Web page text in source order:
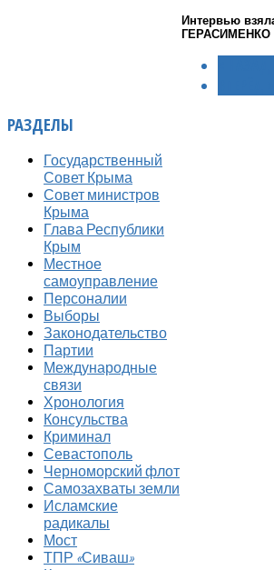
Интервью
ГЕРАСИМЕНКО
РАЗДЕЛЫ
Государственный
Совет Крыма
Совет министров
Крыма
Глава Республики
Крым
Местное
самоуправление
Персоналии
Выборы
Законодательство
Партии
Международные
связи
Хронология
Консульства
Криминал
Севастополь
Черноморский флот
Самозахваты земли
Исламские
радикалы
Мост
ТПР «Сиваш»